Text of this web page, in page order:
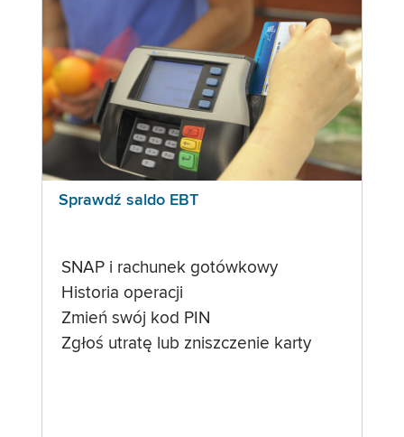
Sprawdź saldo EBT
SNAP i rachunek gotówkowy
Historia operacji
Zmień swój kod PIN
Zgłoś utratę lub zniszczenie karty